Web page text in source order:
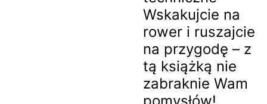
Wskakujcie na
rower i ruszajcie
na przygodę – z
tą książką nie
zabraknie Wam
pomysłów!